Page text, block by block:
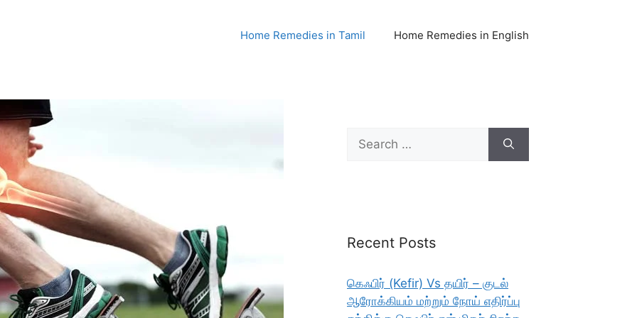
Home Remedies in Tamil Home Remedies in English
Search
for:
Recent Posts
கெஃபிர் (Kefir) Vs தயிர் – குடல்
ஆரோக்கியம் மற்றும் நோய் எதிர்ப்பு